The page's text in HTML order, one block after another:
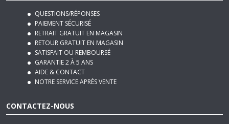
QUESTIONS/RÉPONSES
PAIEMENT SÉCURISÉ
RETRAIT GRATUIT EN MAGASIN
RETOUR GRATUIT EN MAGASIN
SATISFAIT OU REMBOURSÉ
GARANTIE 2 À 5 ANS
AIDE & CONTACT
NOTRE SERVICE APRÈS VENTE
CONTACTEZ-NOUS